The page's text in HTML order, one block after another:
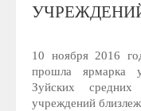
10 ноября 2016
прошла ярмарка
Зуйских
учреждений